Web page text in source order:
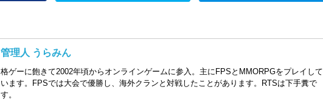
管理人 うらみん
格ゲーに飽きて2002年頃からオンラインゲームに参入。主にFPSとMMORPGをプレイして
います。FPSでは大会で優勝し、海外クランと対戦したことがあります。RTSは下手糞で
す。